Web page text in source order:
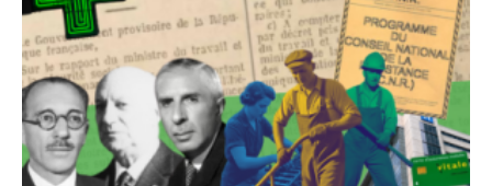
la
sécurité
sociale
:
article
de